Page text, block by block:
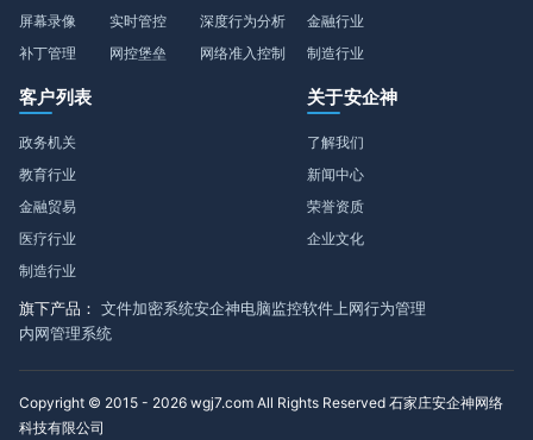
屏幕录像
补丁管理
实时管控
网控堡垒
深度行为分析
网络准入控制
金融行业
制造行业
客户列表
政务机关
教育行业
金融贸易
医疗行业
制造行业
关于安企神
了解我们
新闻中心
荣誉资质
企业文化
旗下产品： 文件加密系统安企神电脑监控软件上网行为管理
内网管理系统
Copyright © 2015 - 2026 wgj7.com All Rights Reserved 石家庄安企神网络
科技有限公司